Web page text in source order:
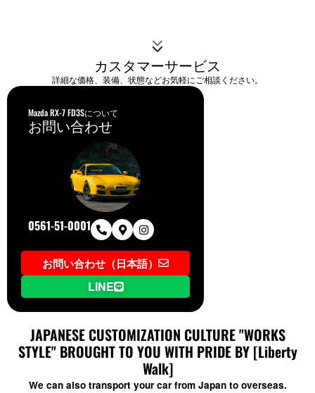
カスタマーサービス
詳細な価格、装備、状態などお気軽にご相談ください。
Mazda RX-7 FD3Sについて
お問い合わせ
0561-51-0001
お問い合わせ（日本語）
LINE
JAPANESE CUSTOMIZATION CULTURE "WORKS
STYLE" BROUGHT TO YOU WITH PRIDE BY [Liberty
Walk]
We can also transport your car from Japan to overseas.